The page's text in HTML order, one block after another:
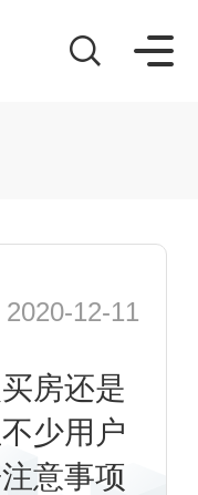
12-11
房还是
少用户
意事项